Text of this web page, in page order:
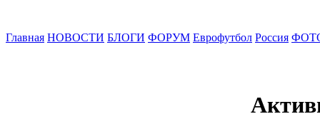
Главная НОВОСТИ БЛОГИ ФОРУМ Еврофутбол Россия